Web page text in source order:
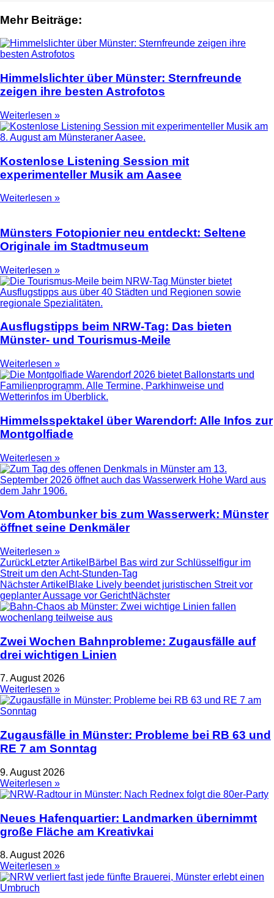
Mehr Beiträge:
Himmelslichter über Münster: Sternfreunde
zeigen ihre besten Astrofotos
Weiterlesen »
Kostenlose Listening Session mit
experimenteller Musik am Aasee
Weiterlesen »
Münsters Fotopionier neu entdeckt: Seltene
Originale im Stadtmuseum
Weiterlesen »
Ausflugstipps beim NRW-Tag: Das bieten
Münster- und Tourismus-Meile
Weiterlesen »
Himmelsspektakel über Warendorf: Alle Infos zur
Montgolfiade
Weiterlesen »
Vom Atombunker bis zum Wasserwerk: Münster
öffnet seine Denkmäler
Weiterlesen »
ZurückLetzter Artikel Bärbel Bas wird zur Schlüsselfigur im
Streit um den Acht-Stunden-Tag
Nächster Artikel Blake Lively beendet juristischen Streit vor
geplanter Aussage vor GerichtNächster
Zwei Wochen Bahnprobleme: Zugausfälle auf
drei wichtigen Linien
7. August 2026
Weiterlesen »
Zugausfälle in Münster: Probleme bei RB 63 und
RE 7 am Sonntag
9. August 2026
Weiterlesen »
Neues Hafenquartier: Landmarken übernimmt
große Fläche am Kreativkai
8. August 2026
Weiterlesen »